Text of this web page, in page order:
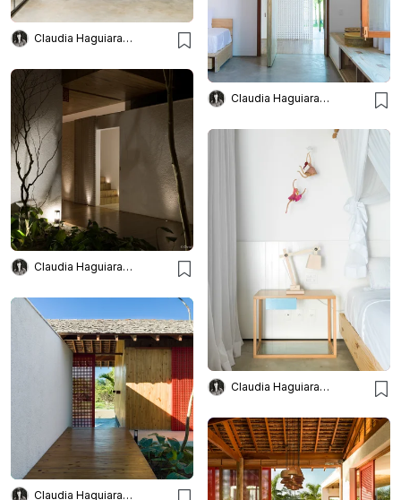
Claudia Haguiara Arquitetura
Claudia Haguiara Arquitetura
Claudia Haguiara Arquitetura
Claudia Haguiara Arquitetura
Claudia Haguiara Arquitetura